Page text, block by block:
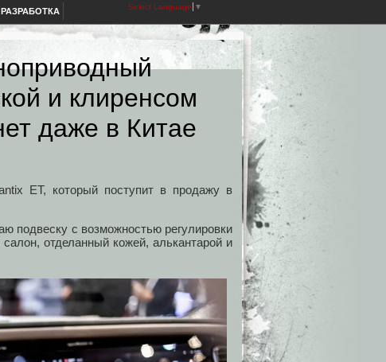
РАЗРАБОТКА Select Language ▼
и клиренсом
даже в Китае
ET, который поступит в продажу в
подвеску с возможностью регулировки
отделанный кожей, алькантарой и